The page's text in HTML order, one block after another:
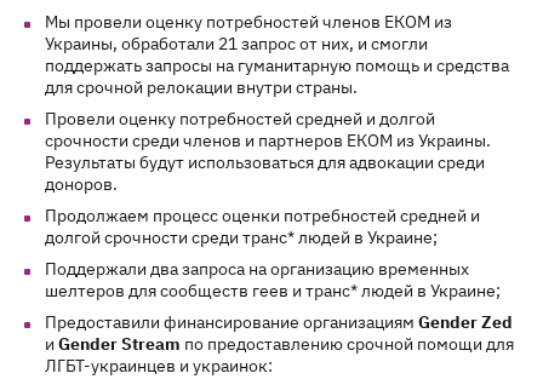
Мы провели оценку потребностей членов ЕКОМ из
Украины, обработали 21 запрос от них, и смогли
поддержать запросы на гуманитарную помощь и средства
для срочной релокации внутри страны.
Провели оценку потребностей средней и долгой
срочности среди членов и партнеров ЕКОМ из Украины.
Результаты будут использоваться для адвокации среди
доноров.
Продолжаем процесс оценки потребностей средней и
долгой срочности среди транс* людей в Украине;
Поддержали два запроса на организацию временных
шелтеров для сообществ геев и транс* людей в Украине;
Предоставили финансирование организациям Gender Zed
и Gender Stream по предоставлению срочной помощи для
ЛГБТ-украинцев и украинок: